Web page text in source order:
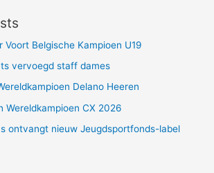
Voort Belgische Kampioen U19
vervoegd staff dames
Delano Heeren
Wereldkampioen CX 2026
ontvangt nieuw Jeugdsportfonds-label